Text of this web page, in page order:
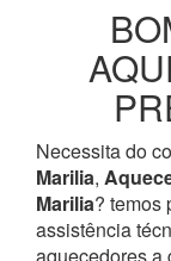
Necessita do
Marilia,
Marilia? temos
assistência
aquecedores a